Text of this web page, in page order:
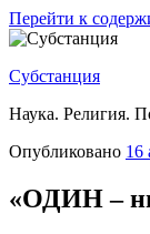
Перейти к
Субстанция
Наука. Религия.
Опубликовано 16
«ОДИН –